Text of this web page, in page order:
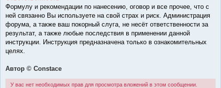
Формулу и рекомендации по нанесению, оговор и все прочее, что с
ней связанно Вы используете на свой страх и риск. Администрация
форума, а также ваш покорный слуга, не несёт ответственности за
результат, а также любые последствия в применении данной
инструкции. Инструкция предназначена только в ознакомительных
целях.
Автор © Constace
У вас нет необходимых прав для просмотра вложений в этом сообщении.